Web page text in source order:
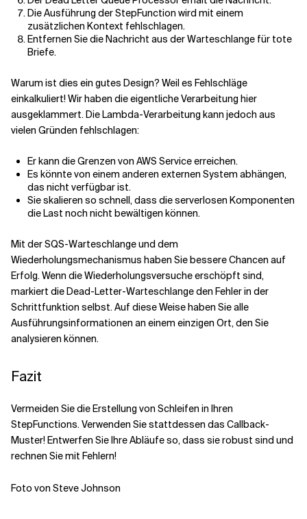
Die Ausführung der StepFunction wird mit einem
zusätzlichen Kontext fehlschlagen.
Entfernen Sie die Nachricht aus der Warteschlange für tote
Briefe.
Warum ist dies ein gutes Design? Weil es Fehlschläge
einkalkuliert! Wir haben die eigentliche Verarbeitung hier
ausgeklammert. Die Lambda-Verarbeitung kann jedoch aus
vielen Gründen fehlschlagen:
Er kann die Grenzen von AWS Service erreichen.
Es könnte von einem anderen externen System abhängen,
das nicht verfügbar ist.
Sie skalieren so schnell, dass die serverlosen Komponenten
die Last noch nicht bewältigen können.
Mit der SQS-Warteschlange und dem
Wiederholungsmechanismus haben Sie bessere Chancen auf
Erfolg. Wenn die Wiederholungsversuche erschöpft sind,
markiert die Dead-Letter-Warteschlange den Fehler in der
Schrittfunktion selbst. Auf diese Weise haben Sie alle
Ausführungsinformationen an einem einzigen Ort, den Sie
analysieren können.
Fazit
Vermeiden Sie die Erstellung von Schleifen in Ihren
StepFunctions. Verwenden Sie stattdessen das Callback-
Muster! Entwerfen Sie Ihre Abläufe so, dass sie robust sind und
rechnen Sie mit Fehlern!
Foto von Steve Johnson